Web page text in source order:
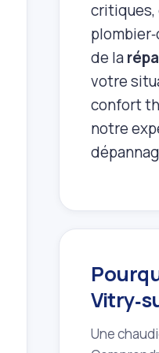
critiques,
de la
votre
confort
notre
Une